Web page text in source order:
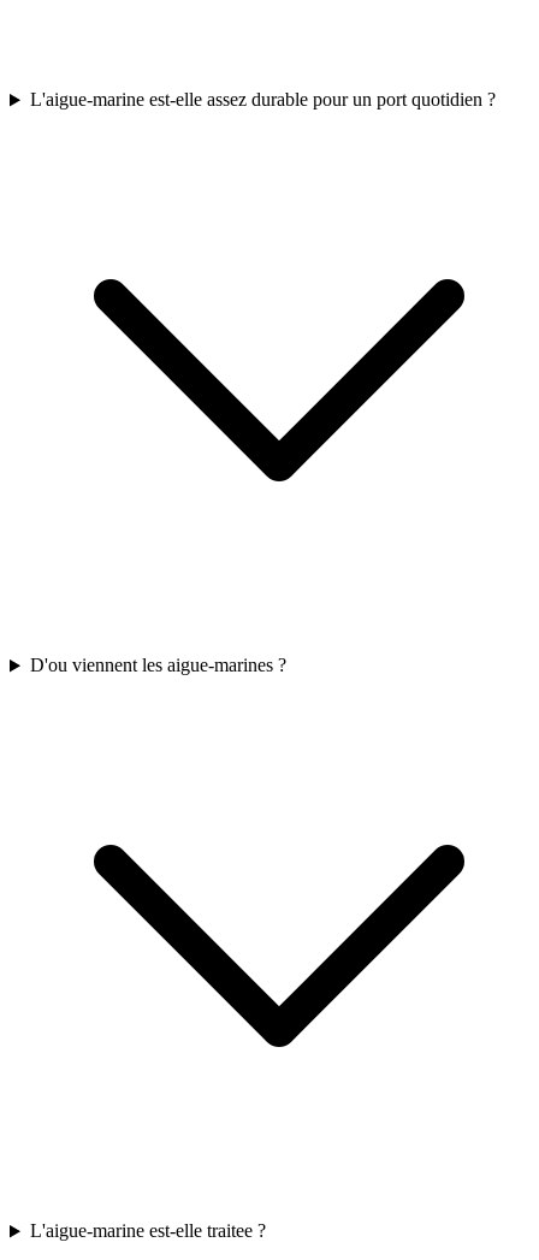
L'aigue-marine est-elle assez durable pour un port quotidien ?
D'ou viennent les aigue-marines ?
L'aigue-marine est-elle traitee ?